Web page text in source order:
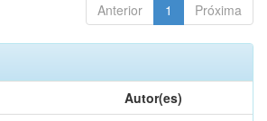
Anterior 1 Próxima
Autor(es)